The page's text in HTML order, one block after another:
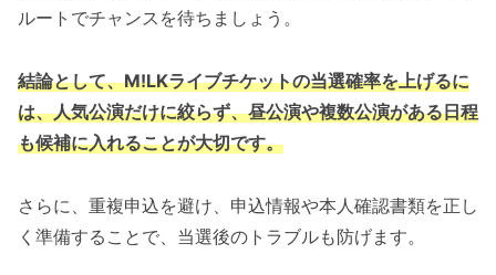
ルートでチャンスを待ちましょう。
結論として、M!LKライブチケットの当選確率を上げるに
は、人気公演だけに絞らず、昼公演や複数公演がある日程
も候補に入れることが大切です。
さらに、重複申込を避け、申込情報や本人確認書類を正し
く準備することで、当選後のトラブルも防げます。